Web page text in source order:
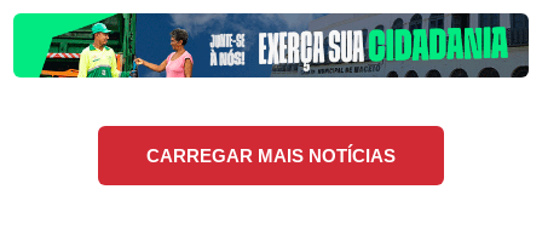
CARREGAR MAIS NOTÍCIAS